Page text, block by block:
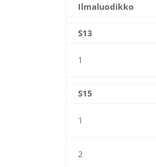
Ilmaluodikko
S13
1
S15
1
2